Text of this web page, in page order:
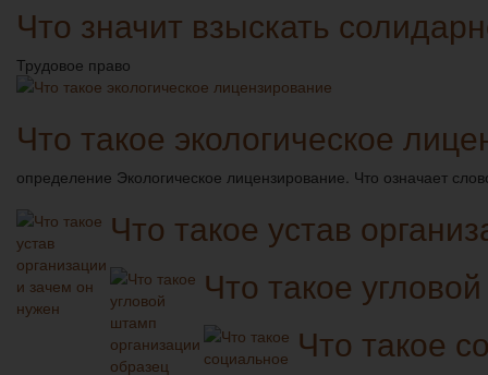
Что значит взыскать
Трудовое право
Что такое экологическое
определение Экологическое лицензирование. Что означает
Что такое устав
Что такое
Что такое